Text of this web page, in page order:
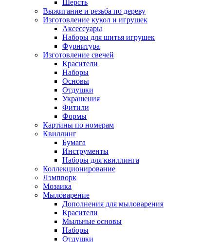
Шерсть
Выжигание и резьба по дереву
Изготовление кукол и игрушек
Аксессуары
Наборы для шитья игрушек
Фурнитура
Изготовление свечей
Красители
Наборы
Основы
Отдушки
Украшения
Фитили
Формы
Картины по номерам
Квиллинг
Бумага
Инструменты
Наборы для квиллинга
Коллекционирование
Лэмпворк
Мозаика
Мыловарение
Дополнения для мыловарения
Красители
Мыльные основы
Наборы
Отдушки